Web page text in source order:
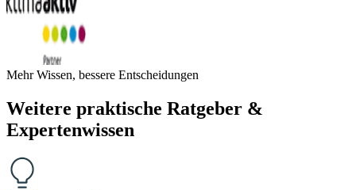
Mehr Wissen, bessere Entscheidungen
Weitere praktische Ratgeber &
Expertenwissen